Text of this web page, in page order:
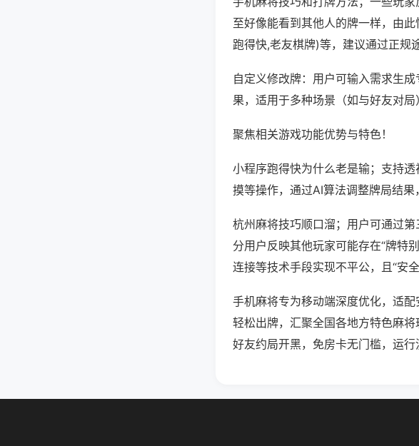
至好像能看到其他人的牌一样，由
跑得快,老友棋牌)等，建议通过正规
自定义修改牌：用户可输入需求生
果，适用于多种场景（如与好友对
聚焦相关游戏功能优势与特色！
小程序跑得快为什么老是输；支持
摸等操作，通过AI算法调整牌局结果
杭州麻将技巧顺口溜；用户可通过第
分用户反映其他玩家可能存在“牌特
连接等技术手段实现不平公，且“安全
手机麻将专为移动端深度优化，适
轻松出牌，汇聚全国各地方特色麻
好友约局开黑，免房卡无门槛，运行